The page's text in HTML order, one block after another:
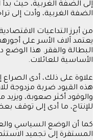
إلى الضفة الغربية، حيث
الضفة الغربية، وأدت
من أبرز التداعيات
يعتمد آلاف الأسر على
البطالة والفقر. هذا
الأساسية للعائلات.
علاوة على ذلك، أدى
هذه القيود ضربة مزدوجة
والوقود أكثر صعوبة،
للإنتاج، ما أدى إلى توقف
كما أن الوضع السياسي
المستقرة إلى تجميد